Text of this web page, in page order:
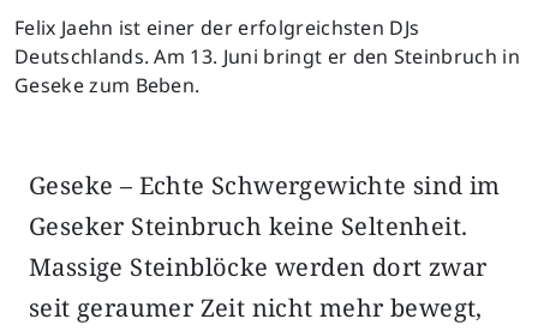
Felix Jaehn ist einer der erfolgreichsten DJs
Deutschlands. Am 13. Juni bringt er den Steinbruch in
Geseke zum Beben.
Geseke – Echte Schwergewichte sind im
Geseker Steinbruch keine Seltenheit.
Massige Steinblöcke werden dort zwar
seit geraumer Zeit nicht mehr bewegt,